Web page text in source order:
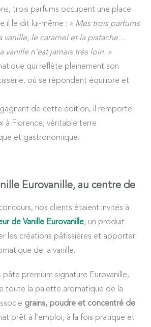
trois parfums occupent une place
il le dit lui-même : « Mes trois parfums
vanille, le caramel et la pistache…
vanille n’est jamais très loin. »
qui reflète pleinement son
où se répondent équilibre et
de cette édition, il remporte
à Florence, véritable terre
et gastronomique.
Eurovanille, au centre de
nos clients étaient invités à
de Vanille Eurovanille, un produit
les créations pâtissières et apporter
de la vanille.
, pâte premium signature Eurovanille,
toute la palette aromatique de la
grains, poudre et concentré de
prêt à l’emploi, à la fois pratique et